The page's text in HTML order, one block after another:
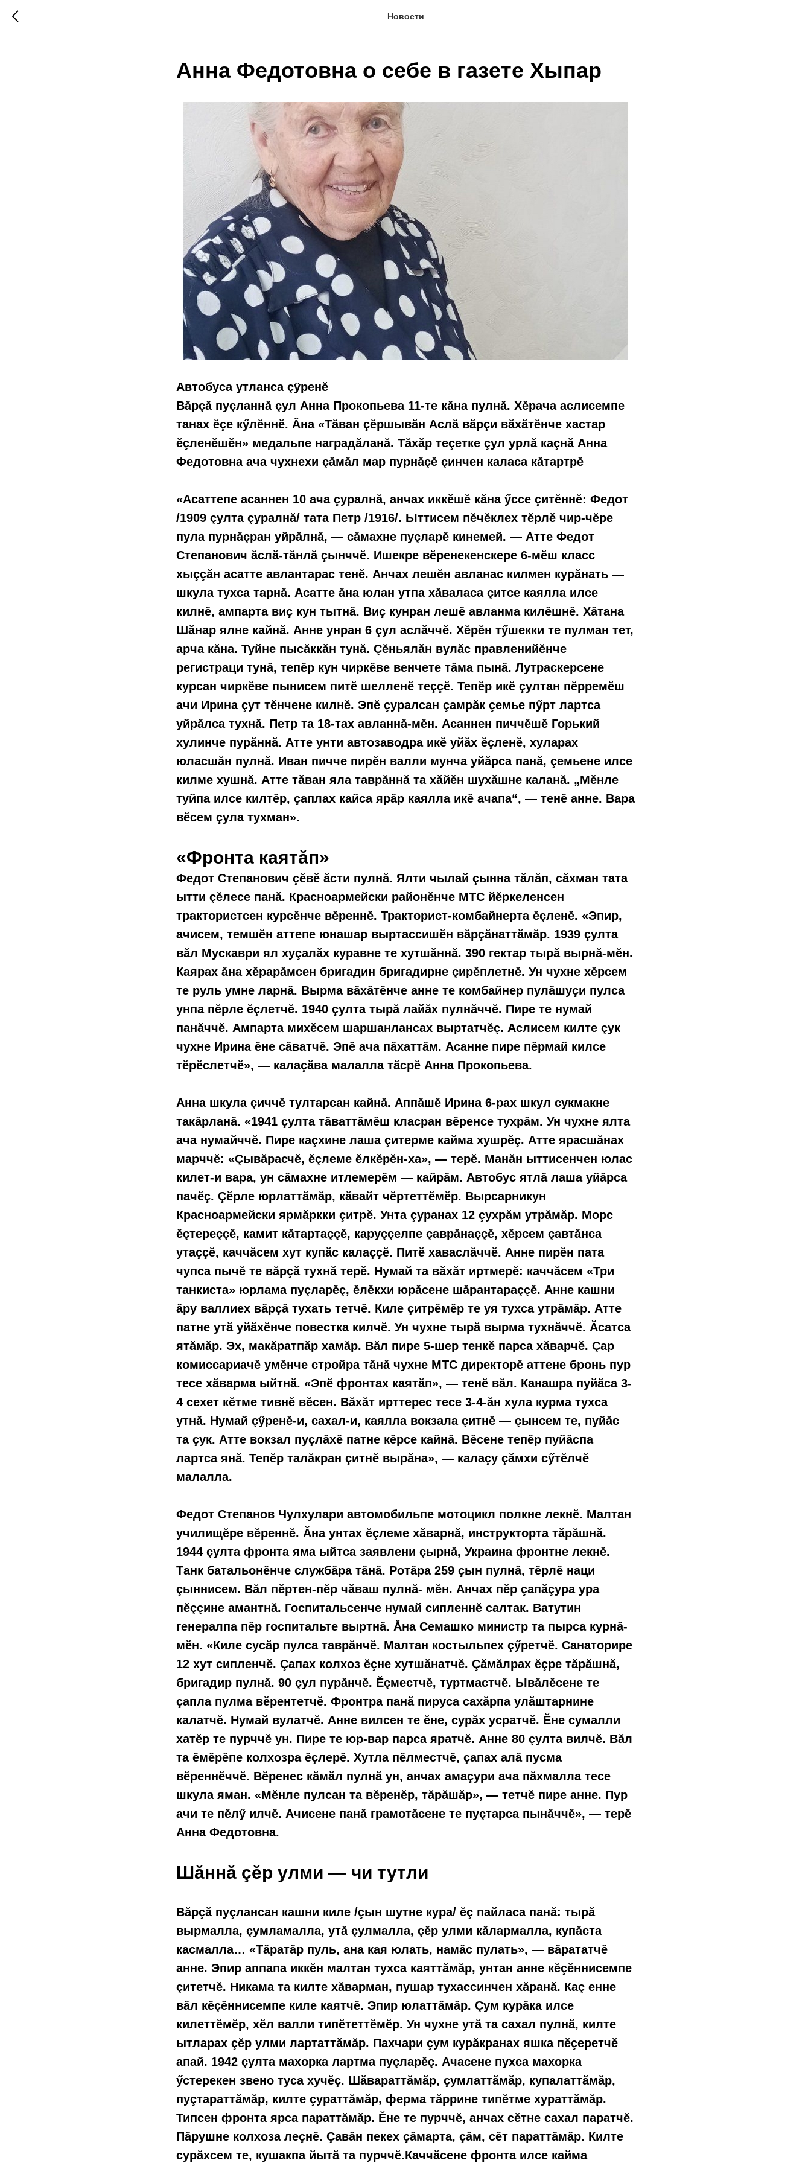
Новости
Анна Федотовна о себе в газете Хыпар
Автобуса утланса çÿренӗ
Вăрçă пуçланнă çул Анна Прокопьева 11-те кăна пулнă. Хӗрача аслисемпе
танах ӗçе кӳлӗннӗ. Ăна «Тăван çӗршывăн Аслă вăрçи вăхăтӗнче хастар
ӗçленӗшӗн» медальпе наградăланă. Тăхăр теçетке çул урлă каçнă Анна
Федотовна ача чухнехи çăмăл мар пурнăçӗ çинчен каласа кăтартрӗ
«Асаттепе асаннен 10 ача çуралнă, анчах иккӗшĕ кăна ӳссе çитĕннĕ: Федот
/1909 çулта çуралнă/ тата Петр /1916/. Ыттисем пĕчĕклех тĕрлĕ чир-чĕре
пула пурнăçран уйрăлнă, — сăмахне пуçларӗ кинемей. — Атте Федот
Степанович ăслă-тăнлă çынччĕ. Ишекре вӗренекенскере 6-мӗш класс
хыççăн асатте авлантарас тенĕ. Анчах лешĕн авланас килмен курăнать —
шкула тухса тарнă. Асатте ăна юлан утпа хăваласа çитсе каялла илсе
килнӗ, ампарта виç кун тытнă. Виç кунран лешӗ авланма килӗшнӗ. Хăтана
Шăнар ялне кайнă. Анне унран 6 çул аслăччӗ. Хӗрӗн тӳшекки те пулман тет,
арча кăна. Туйне пысăккăн тунă. Çӗньялăн вулăс правленийĕнче
регистраци тунă, тепĕр кун чиркĕве венчете тăма пынă. Лутраскерсене
курсан чиркĕве пынисем питĕ шелленĕ теççĕ. Тепĕр икĕ çултан пӗрремӗш
ачи Ирина çут тĕнчене килнĕ. Эпĕ çуралсан çамрăк çемье пӳрт лартса
уйрăлса тухнă. Петр та 18-тах авланнă-мĕн. Асаннен пиччĕшĕ Горький
хулинче пурăннă. Атте унти автозаводра икĕ уйăх ĕçленĕ, хуларах
юласшăн пулнă. Иван пичче пирĕн валли мунча уйăрса панă, çемьене илсе
килме хушнă. Атте тăван яла таврăннă та хăйĕн шухăшне каланă. „Мĕнле
туйпа илсе килтĕр, çаплах кайса ярăр каялла икĕ ачапа“, — тенĕ анне. Вара
вĕсем çула тухман».
«Фронта каятăп»
Федот Степанович çĕвĕ ăсти пулнă. Ялти чылай çынна тăлăп, сăхман тата
ытти çĕлесе панă. Красноармейски районĕнче МТС йĕркеленсен
трактористсен курсĕнче вĕреннĕ. Тракторист-комбайнерта ĕçленĕ. «Эпир,
ачисем, темшĕн аттепе юнашар выртассишĕн вăрçăнаттăмăр. 1939 çулта
вăл Мускаври ял хуçалăх куравне те хутшăннă. 390 гектар тырă вырнă-мĕн.
Каярах ăна хĕрарăмсен бригадин бригадирне çирĕплетнĕ. Ун чухне хĕрсем
те руль умне ларнă. Вырма вăхăтĕнче анне те комбайнер пулăшуçи пулса
унпа пĕрле ĕçлетчĕ. 1940 çулта тырă лайăх пулнăччĕ. Пире те нумай
панăччĕ. Ампарта михĕсем шаршанлансах выртатчĕç. Аслисем килте çук
чухне Ирина ĕне сăватчĕ. Эпĕ ача пăхаттăм. Асанне пире пĕрмай килсе
тĕрĕслетчĕ», — калаçăва малалла тăсрĕ Анна Прокопьева.
Анна шкула çиччĕ тултарсан кайнă. Аппăшĕ Ирина 6-рах шкул сукмакне
такăрланă. «1941 çулта тăваттăмĕш класран вĕренсе тухрăм. Ун чухне ялта
ача нумайччĕ. Пире каçхине лаша çитерме кайма хушрĕç. Атте ярасшăнах
марччĕ: «Çывăрасчĕ, ĕçлеме ĕлкĕрĕн-ха», — терĕ. Манăн ыттисенчен юлас
килет-и вара, ун сăмахне итлемерĕм — кайрăм. Автобус ятлă лаша уйăрса
пачĕç. Çĕрле юрлаттăмăр, кăвайт чĕртеттĕмĕр. Вырсарникун
Красноармейски ярмăркки çитрĕ. Унта çуранах 12 çухрăм утрăмăр. Морс
ĕçтереççĕ, камит кăтартаççĕ, каруççелпе çаврăнаççĕ, хĕрсем çавтăнса
утаççĕ, каччăсем хут купăс калаççĕ. Питĕ хаваслăччĕ. Анне пирĕн пата
чупса пычĕ те вăрçă тухнă терĕ. Нумай та вăхăт иртмерĕ: каччăсем «Три
танкиста» юрлама пуçларĕç, ĕлĕкхи юрăсене шăрантараççĕ. Анне кашни
ăру валлиех вăрçă тухать тетчĕ. Киле çитрĕмĕр те уя тухса утрăмăр. Атте
патне утă уйăхĕнче повестка килчĕ. Ун чухне тырă вырма тухнăччĕ. Ăсатса
ятăмăр. Эх, макăратпăр хамăр. Вăл пире 5-шер тенкĕ парса хăварчĕ. Çар
комиссариачĕ умĕнче стройра тăнă чухне МТС директорĕ аттене бронь пур
тесе хăварма ыйтнă. «Эпĕ фронтах каятăп», — тенĕ вăл. Канашра пуйăса 3-
4 сехет кĕтме тивнĕ вĕсен. Вăхăт ирттерес тесе 3-4-ăн хула курма тухса
утнă. Нумай çӳренĕ-и, сахал-и, каялла вокзала çитнĕ — çынсем те, пуйăс
та çук. Атте вокзал пуçлăхĕ патне кĕрсе кайнă. Вĕсене тепĕр пуйăспа
лартса янă. Тепĕр талăкран çитнĕ вырăна», — калаçу çăмхи сӳтĕлчĕ
малалла.
Федот Степанов Чулхулари автомобильпе мотоцикл полкне лекнĕ. Малтан
училищĕре вĕреннĕ. Ăна унтах ĕçлеме хăварнă, инструкторта тăрăшнă.
1944 çулта фронта яма ыйтса заявлени çырнă, Украина фронтне лекнĕ.
Танк батальонĕнче службăра тăнă. Ротăра 259 çын пулнă, тĕрлĕ наци
çыннисем. Вăл пĕртен-пĕр чăваш пулнă- мĕн. Анчах пĕр çапăçура ура
пĕççине амантнă. Госпитальсенче нумай сипленнĕ салтак. Ватутин
генералпа пĕр госпитальте выртнă. Ăна Семашко министр та пырса курнă-
мĕн. «Киле сусăр пулса таврăнчĕ. Малтан костыльпех çӳретчĕ. Санаторире
12 хут сипленчĕ. Çапах колхоз ĕçне хутшăнатчĕ. Çăмăлрах ĕçре тăрăшнă,
бригадир пулнă. 90 çул пурăнчĕ. Ĕçместчĕ, туртмастчĕ. Ывăлĕсене те
çапла пулма вĕрентетчĕ. Фронтра панă пируса сахăрпа улăштарнине
калатчĕ. Нумай вулатчĕ. Анне вилсен те ĕне, сурăх усратчĕ. Ĕне сумалли
хатĕр те пурччĕ ун. Пире те юр-вар парса яратчĕ. Анне 80 çулта вилчĕ. Вăл
та ĕмĕрĕпе колхозра ĕçлерĕ. Хутла пĕлместчĕ, çапах алă пусма
вĕреннĕччĕ. Вĕренес кăмăл пулнă ун, анчах амаçури ача пăхмалла тесе
шкула яман. «Мĕнле пулсан та вĕренĕр, тăрăшăр», — тетчĕ пире анне. Пур
ачи те пĕлӳ илчĕ. Ачисене панă грамотăсене те пуçтарса пынăччĕ», — терĕ
Анна Федотовна.
Шăннă çĕр улми — чи тутли
Вăрçă пуçлансан кашни киле /çын шутне кура/ ĕç пайласа панă: тырă
вырмалла, çумламалла, утă çулмалла, çĕр улми кăлармалла, купăста
касмалла… «Тăратăр пуль, ана кая юлать, намăс пулать», — вăрататчĕ
анне. Эпир аппапа иккĕн малтан тухса каяттăмăр, унтан анне кĕçĕннисемпе
çитетчĕ. Никама та килте хăварман, пушар тухассинчен хăранă. Каç енне
вăл кĕçĕннисемпе киле каятчĕ. Эпир юлаттăмăр. Çум курăка илсе
килеттĕмĕр, хĕл валли типĕтеттĕмĕр. Ун чухне утă та сахал пулнă, килте
ытларах çĕр улми лартаттăмăр. Пахчари çум курăкранах яшка пĕçеретчĕ
апай. 1942 çулта махорка лартма пуçларĕç. Ачасене пухса махорка
ӳстерекен звено туса хучĕç. Шăвараттăмăр, çумлаттăмăр, купалаттăмăр,
пуçтараттăмăр, килте çураттăмăр, ферма тăррине типĕтме хураттăмăр.
Типсен фронта ярса параттăмăр. Ĕне те пурччĕ, анчах сĕтне сахал паратчĕ.
Пăрушне колхоза леçнĕ. Çавăн пекех çăмарта, çăм, сĕт параттăмăр. Килте
сурăхсем те, кушакпа йытă та пурччĕ.Каччăсене фронта илсе кайма